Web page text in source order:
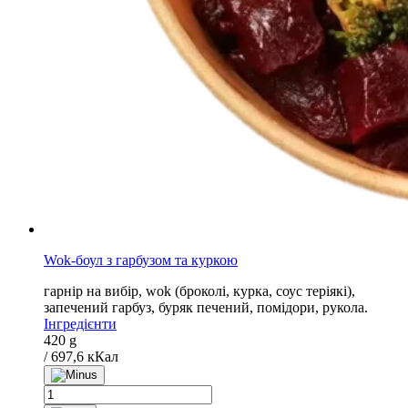
Wok-боул з гарбузом та куркою
гарнір на вибір, wok (броколі, курка, соус теріякі),
запечений гарбуз, буряк печений, помідори, рукола.
Інгредієнти
420 g
/ 697,6 кКал
Wok-